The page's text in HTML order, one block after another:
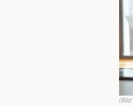
(Bild: